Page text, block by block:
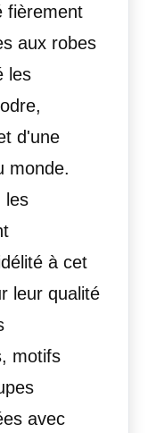
fièrement
aux robes
les
d'une
monde.
les
à cet
leur qualité
motifs
avec